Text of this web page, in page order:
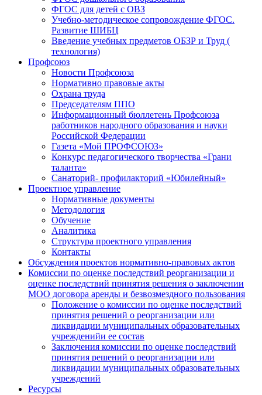
ФГОС для детей с ОВЗ
Учебно-методическое сопровождение ФГОС.
Развитие ШИБЦ
Введение учебных предметов ОБЗР и Труд (
технология)
Профсоюз
Новости Профсоюза
Нормативно правовые акты
Охрана труда
Председателям ППО
Информационный бюллетень Профсоюза
работников народного образования и науки
Российской Федерации
Газета «Мой ПРОФСОЮЗ»
Конкурс педагогического творчества «Грани
таланта»
Санаторий- профилакторий «Юбилейный»
Проектное управление
Нормативные документы
Методология
Обучение
Аналитика
Структура проектного управления
Контакты
Обсуждения проектов нормативно-правовых актов
Комиссии по оценке последствий реорганизации и
оценке последствий принятия решения о заключении
МОО договора аренды и безвозмездного пользования
Положение о комиссии по оценке последствий
принятия решений о реорганизации или
ликвидации муниципальных образовательных
учрежденийи ее состав
Заключения комиссии по оценке последствий
принятия решений о реорганизации или
ликвидации муниципальных образовательных
учреждений
Ресурсы